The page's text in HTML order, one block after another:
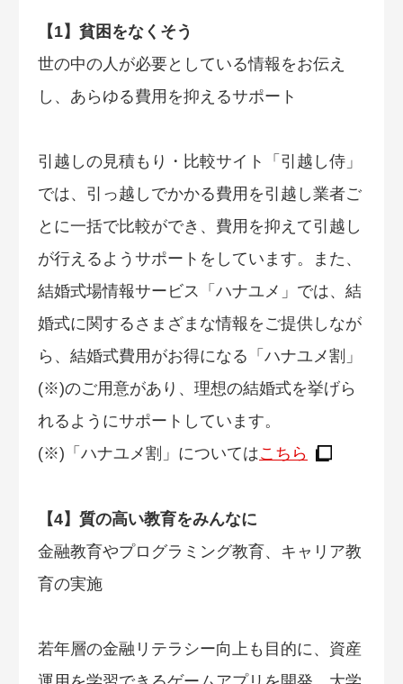
【1】貧困をなくそう
世の中の人が必要としている情報をお伝え
し、あらゆる費用を抑えるサポート
引越しの見積もり・比較サイト「引越し侍」
では、引っ越しでかかる費用を引越し業者ご
とに一括で比較ができ、費用を抑えて引越し
が行えるようサポートをしています。また、
結婚式場情報サービス「ハナユメ」では、結
婚式に関するさまざまな情報をご提供しなが
ら、結婚式費用がお得になる「ハナユメ割」
(※)のご用意があり、理想の結婚式を挙げら
れるようにサポートしています。
(※)「ハナユメ割」についてはこちら
【4】質の高い教育をみんなに
金融教育やプログラミング教育、キャリア教
育の実施
若年層の金融リテラシー向上も目的に、資産